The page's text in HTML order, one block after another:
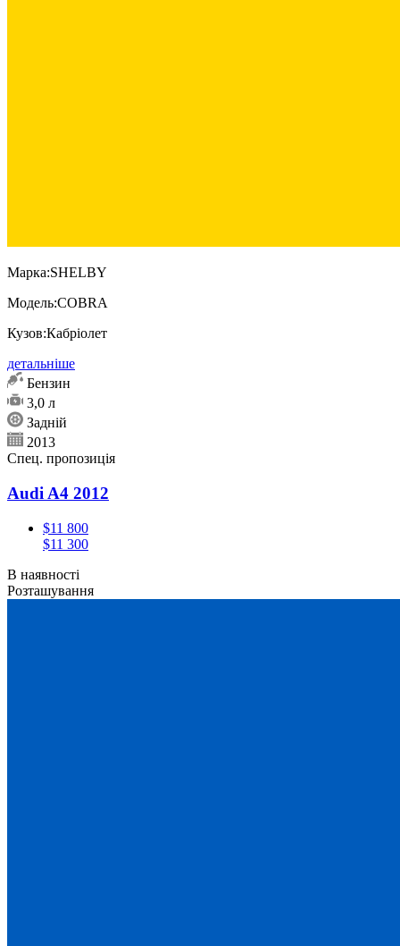
Марка:SHELBY
Модель:COBRA
Кузов:Кабріолет
детальніше
Бензин
3,0 л
Задній
2013
Спец. пропозиція
Audi A4 2012
$11 800
$11 300
В наявності
Розташування